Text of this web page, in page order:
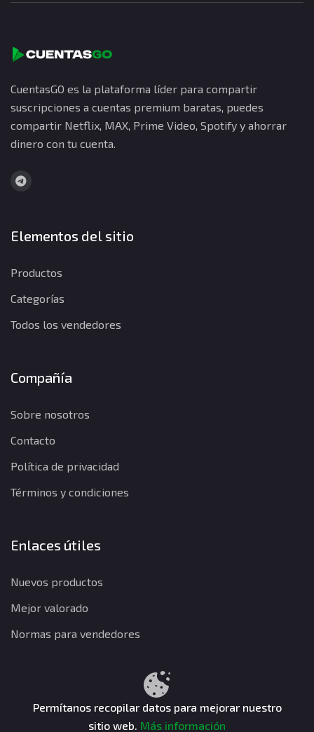
CuentasGO es la plataforma líder para compartir
suscripciones a cuentas premium baratas, puedes
compartir Netflix, MAX, Prime Video, Spotify y ahorrar
dinero con tu cuenta.
Elementos del sitio
Productos
Categorías
Todos los vendedores
Compañía
Sobre nosotros
Contacto
Política de privacidad
Términos y condiciones
Enlaces útiles
Nuevos productos
Mejor valorado
Normas para vendedores
Términos y condiciones
CuentasGO © 2026. Todos los derechos reservados.
Permítanos recopilar datos para mejorar nuestro
sitio web. Más información